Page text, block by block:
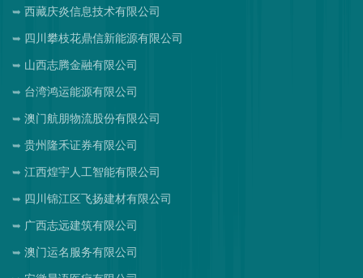
西藏庆炎信息技术有限公司
四川攀枝花鼎信新能源有限公司
山西志腾金融有限公司
台湾鸿运能源有限公司
澳门航朋物流股份有限公司
贵州隆禾证券有限公司
江西煌宇人工智能有限公司
四川锦江区飞扬建材有限公司
广西志远建筑有限公司
澳门运名服务有限公司